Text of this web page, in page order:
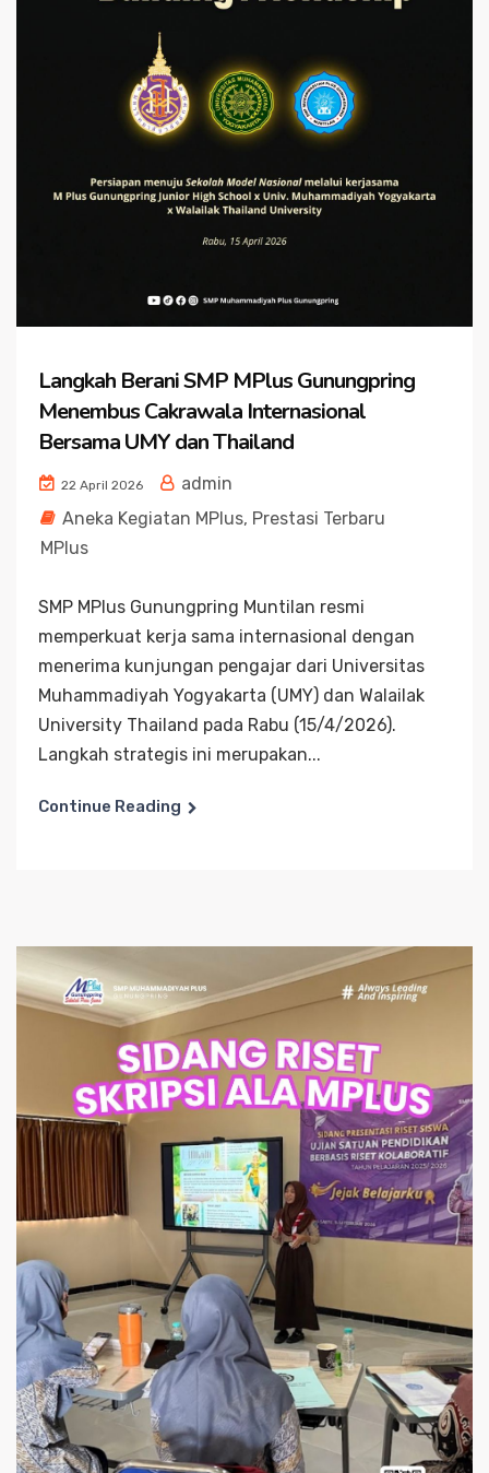
Langkah Berani SMP MPlus Gunungpring
Menembus Cakrawala Internasional
Bersama UMY dan Thailand
22 April 2026
admin
Aneka Kegiatan MPlus, Prestasi Terbaru
MPlus
SMP MPlus Gunungpring Muntilan resmi
memperkuat kerja sama internasional dengan
menerima kunjungan pengajar dari Universitas
Muhammadiyah Yogyakarta (UMY) dan Walailak
University Thailand pada Rabu (15/4/2026).
Langkah strategis ini merupakan...
Continue Reading